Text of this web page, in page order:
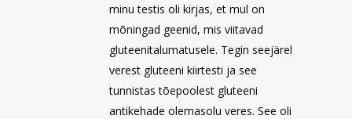
minu testis oli kirjas, et mul on
mõningad geenid, mis viitavad
gluteenitalumatusele. Tegin seejärel
verest gluteeni kiirtesti ja see
tunnistas tõepoolest gluteeni
antikehade olemasolu veres. See oli